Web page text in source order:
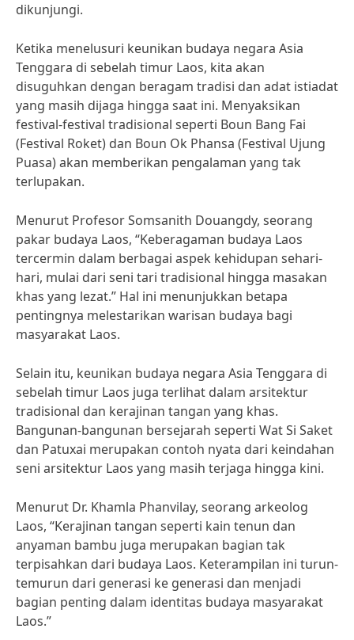
dikunjungi.
Ketika menelusuri keunikan budaya negara Asia
Tenggara di sebelah timur Laos, kita akan
disuguhkan dengan beragam tradisi dan adat istiadat
yang masih dijaga hingga saat ini. Menyaksikan
festival-festival tradisional seperti Boun Bang Fai
(Festival Roket) dan Boun Ok Phansa (Festival Ujung
Puasa) akan memberikan pengalaman yang tak
terlupakan.
Menurut Profesor Somsanith Douangdy, seorang
pakar budaya Laos, “Keberagaman budaya Laos
tercermin dalam berbagai aspek kehidupan sehari-
hari, mulai dari seni tari tradisional hingga masakan
khas yang lezat.” Hal ini menunjukkan betapa
pentingnya melestarikan warisan budaya bagi
masyarakat Laos.
Selain itu, keunikan budaya negara Asia Tenggara di
sebelah timur Laos juga terlihat dalam arsitektur
tradisional dan kerajinan tangan yang khas.
Bangunan-bangunan bersejarah seperti Wat Si Saket
dan Patuxai merupakan contoh nyata dari keindahan
seni arsitektur Laos yang masih terjaga hingga kini.
Menurut Dr. Khamla Phanvilay, seorang arkeolog
Laos, “Kerajinan tangan seperti kain tenun dan
anyaman bambu juga merupakan bagian tak
terpisahkan dari budaya Laos. Keterampilan ini turun-
temurun dari generasi ke generasi dan menjadi
bagian penting dalam identitas budaya masyarakat
Laos.”